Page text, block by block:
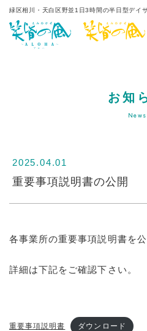
緑区相川・天白区野並1日3時間の半日型デイ
お知
News
2025.04.01
重要事項説明書の公開
各事業所の重要事項説明書を公
詳細は下記をご確認下さい。
重要事項説明書 ダウンロード